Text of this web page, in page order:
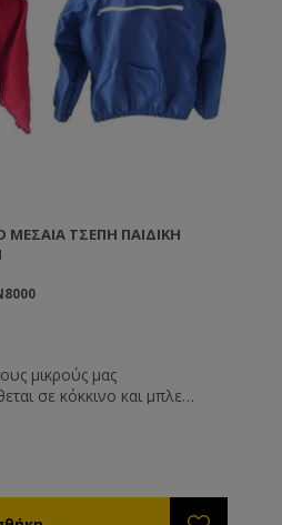
ΤΣΈΠΗ ΠΑΙΔΙΚΉ
μικρούς μας
σε κόκκινο και μπλε
τσέπη στο ύψος της